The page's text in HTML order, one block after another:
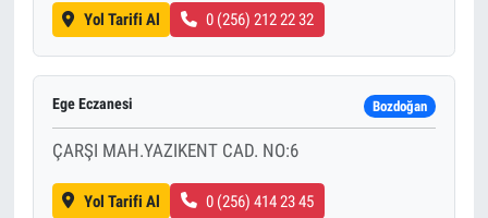
Yol Tarifi Al 0 (256) 212 22 32
Ege Eczanesi Bozdoğan
ÇARŞI MAH.YAZIKENT CAD. NO:6
Yol Tarifi Al 0 (256) 414 23 45